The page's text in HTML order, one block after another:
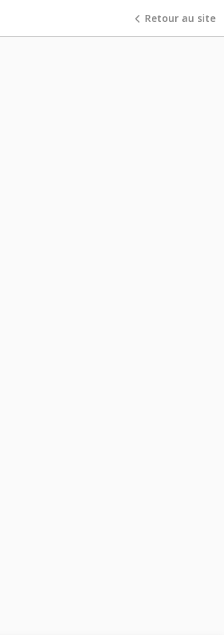
Retour au site